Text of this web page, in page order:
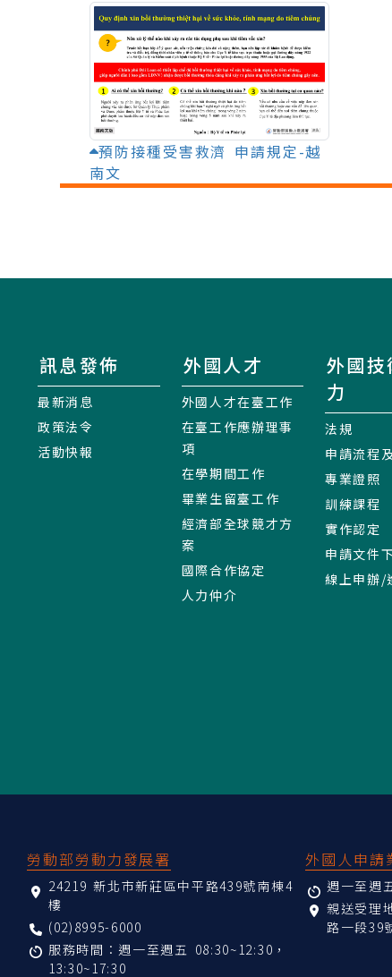
預防接種受害救濟 申請規定-越
南文
訊息發佈
最新消息
政策法令
活動快報
外國人才
外國人才在臺工作
在臺工作應辦理事
項
在學期間工作
畢業生留臺工作
經濟部全球競才方
案
國際合作協定
人力仲介
外國技
力
法規
申請流程
專業證照
訓練課程
實作認定
申請文件
線上申辦/
勞動部勞動力發展署
24219 新北市新莊區中平路439號南棟4
樓
(02)8995-6000
服務時間：週一至週五 08:30~12:30，
13:30~17:30
外國人申請
週一至週
親送受理
路一段39